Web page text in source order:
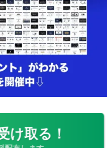
け取る！